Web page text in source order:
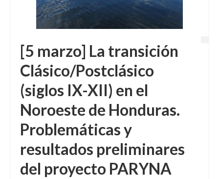
[5 marzo] La transición
Clásico/Postclásico
(siglos IX-XII) en el
Noroeste de Honduras.
Problemáticas y
resultados preliminares
del proyecto PARYNA